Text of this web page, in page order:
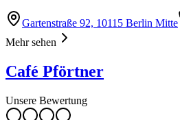
Gartenstraße 92, 10115 Berlin Mitte
Mehr sehen
Café Pförtner
Unsere Bewertung